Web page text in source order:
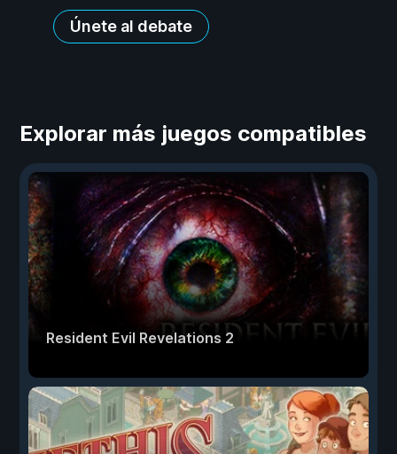
Únete al debate
Explorar más juegos compatibles
Resident Evil Revelations 2